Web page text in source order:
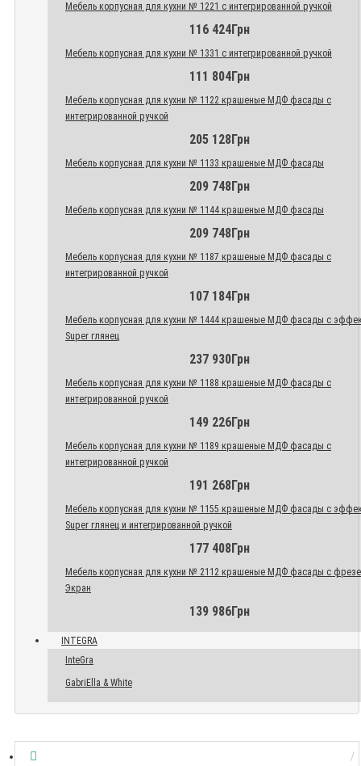
Мебель корпусная для кухни № 1221 с интегрированной ручкой
116 424Грн
Мебель корпусная для кухни № 1331 с интегрированной ручкой
111 804Грн
Мебель корпусная для кухни № 1122 крашеные МДФ фасады с
интегрированной ручкой
205 128Грн
Мебель корпусная для кухни № 1133 крашеные МДФ фасады
209 748Грн
Мебель корпусная для кухни № 1144 крашеные МДФ фасады
209 748Грн
Мебель корпусная для кухни № 1187 крашеные МДФ фасады с
интегрированной ручкой
107 184Грн
Мебель корпусная для кухни № 1444 крашеные МДФ фасады с
Super глянец
237 930Грн
Мебель корпусная для кухни № 1188 крашеные МДФ фасады с
интегрированной ручкой
149 226Грн
Мебель корпусная для кухни № 1189 крашеные МДФ фасады с
интегрированной ручкой
191 268Грн
Мебель корпусная для кухни № 1155 крашеные МДФ фасады с
Super глянец и интегрированной ручкой
177 408Грн
Мебель корпусная для кухни № 2112 крашеные МДФ фасады с
Экран
139 986Грн
INTEGRA
InteGra
GabriElla & White